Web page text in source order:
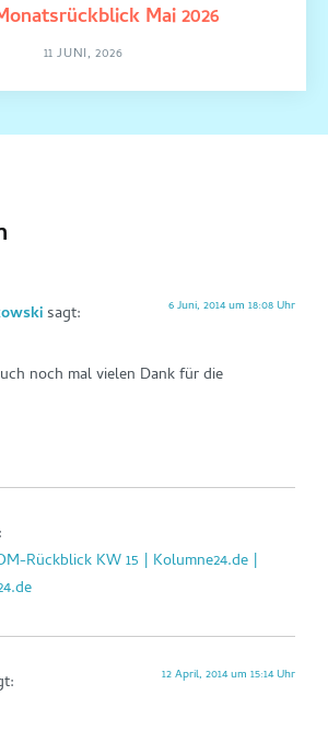
Mai 2026
11 JUNI, 2026
sagt: 6 Juni, 2014 um 18:08 Uhr
noch mal vielen Dank für die
Rückblick KW 15 | Kolumne24.de |
12 April, 2014 um 15:14 Uhr